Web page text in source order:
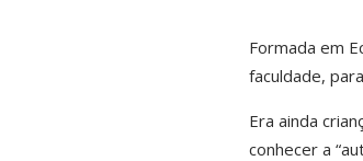
Formada em
faculdade,
Era ainda
conhecer a